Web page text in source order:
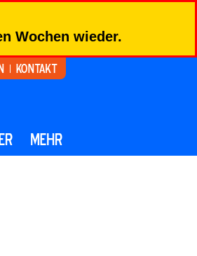
Wochen wieder.
Kontakt
MEHR